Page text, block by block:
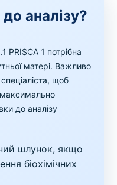
аналізу?
1 потрібна
матері. Важливо
щоб
максимально
до аналізу
шлунок, якщо
біохімічних